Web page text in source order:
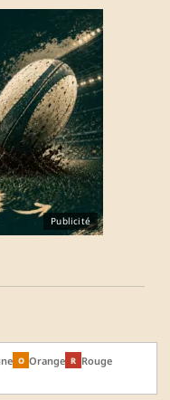
Publicité
O Orange R Rouge